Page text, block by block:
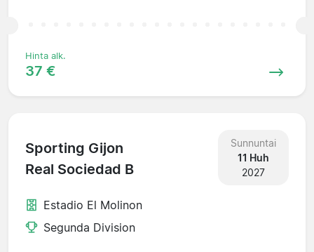
Hinta alk.
37 €
Sporting Gijon
Real Sociedad B
Sunnuntai
11 Huh
2027
Estadio El Molinon
Segunda Division